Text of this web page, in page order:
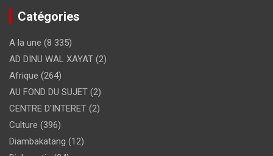
Catégories
A la une (8 335)
AD DINU WAL XAYAT (2)
Afrique (264)
AU FOND DU SUJET (2)
CENTRE D'INTERET (2)
Culture (396)
Diambakatang (12)